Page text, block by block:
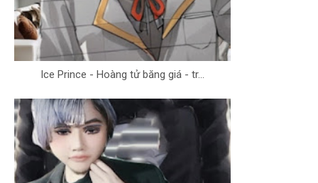
Ice Prince - Hoàng tử băng giá - tr...